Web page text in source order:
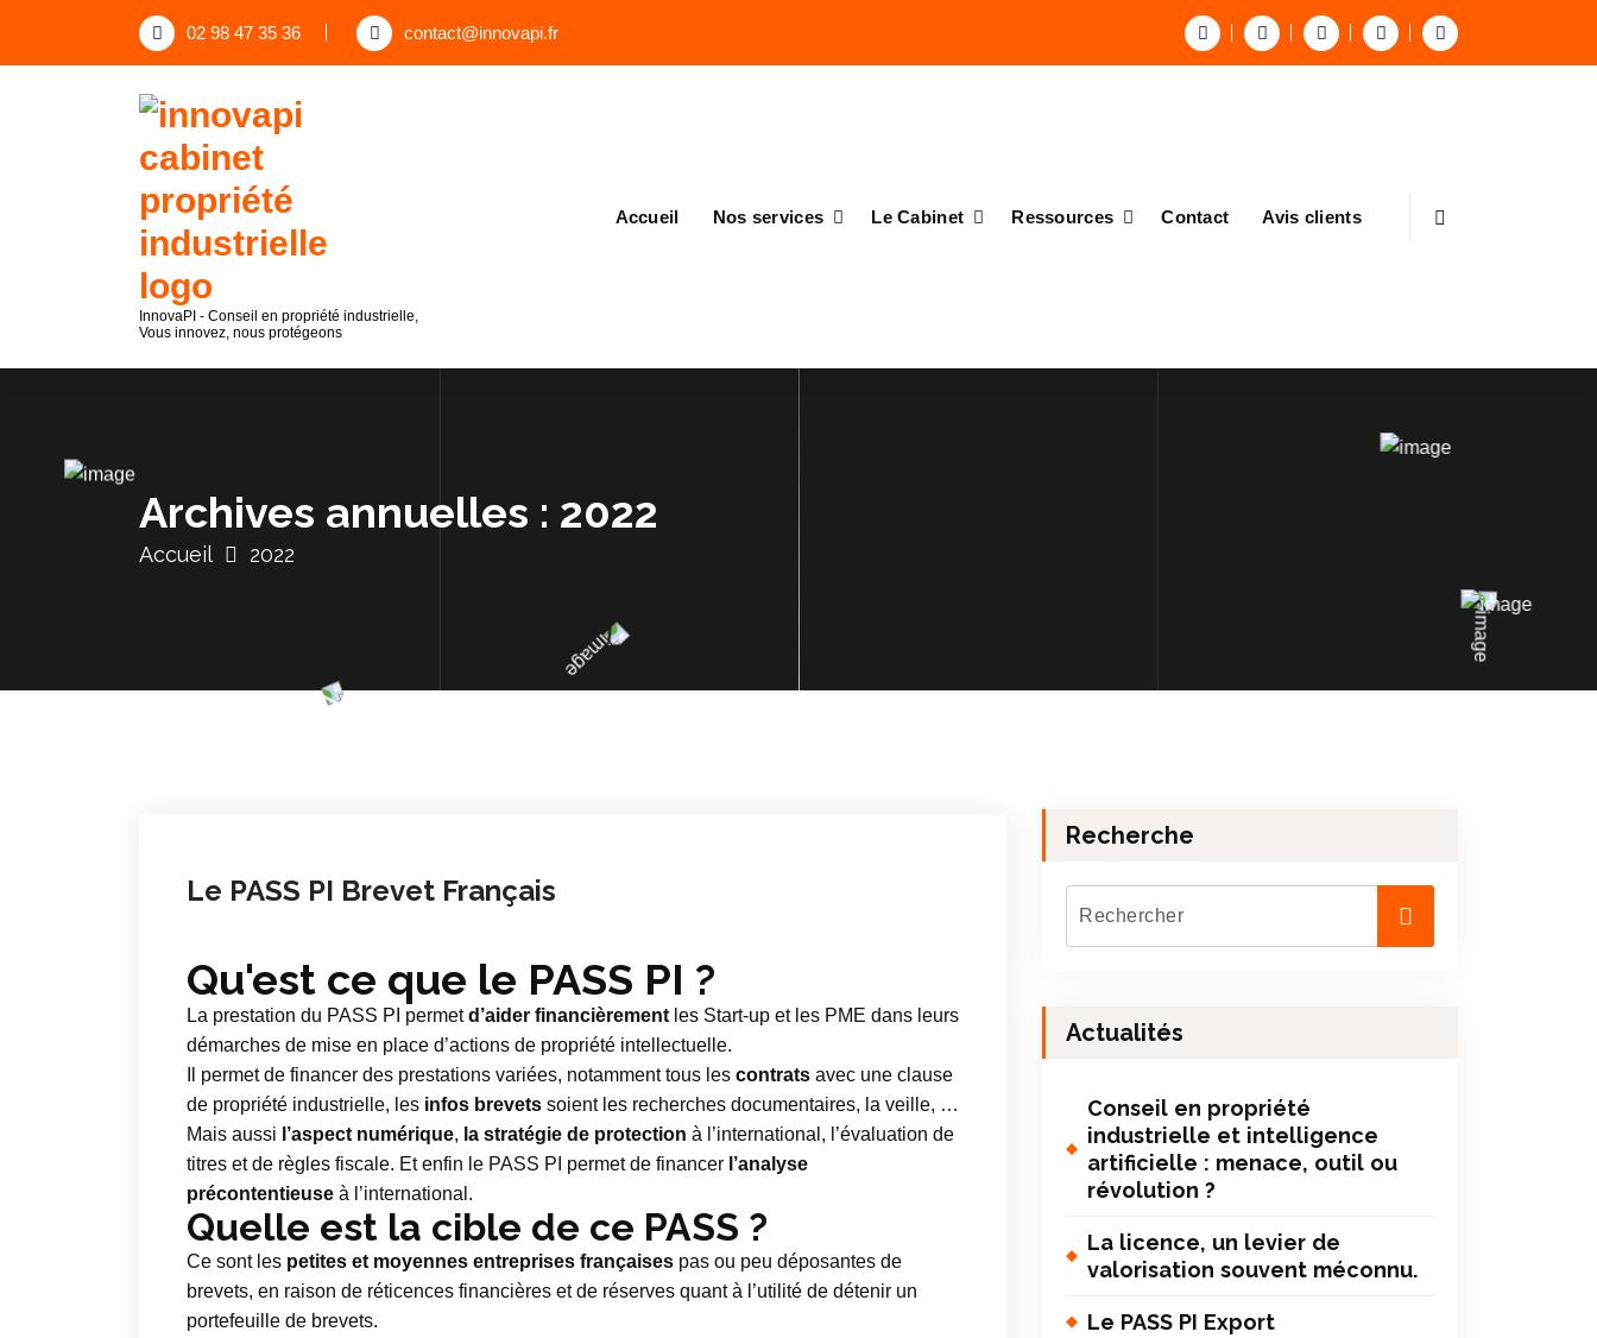
02 98 47 35 36 contact@innovapi.fr
InnovaPI - Conseil en propriété industrielle,
Vous innovez, nous protégeons
Accueil Nos services Le Cabinet Ressources Contact Avis clients
Archives annuelles : 2022
Accueil 2022
Le PASS PI Brevet Français
Qu'est ce que le PASS PI ?
La prestation du PASS PI permetd’aider financièrement les Start-up et les PME dans leurs
démarches de mise en place d’actions de propriété intellectuelle.
Il permet de financer des prestations variées, notamment tous les contrats avec une clause
de propriété industrielle, les infos brevets soient les recherches documentaires, la veille, …
Mais aussi l’aspect numérique, la stratégie de protection à l’international, l’évaluation de
titres et de règles fiscale. Et enfin le PASS PI permet de financer l’analyse
précontentieuse à l’international.
Quelle est la cible de ce PASS ?
Ce sont les petites et moyennes entreprises françaises pas ou peu déposantes de
brevets, en raison de réticences financières et de réserves quant à l’utilité de détenir un
portefeuille de brevets.
Recherche
Actualités
Conseil en propriété
industrielle et intelligence
artificielle : menace, outil ou
révolution ?
La licence, un levier de
valorisation souvent méconnu.
Le PASS PI Export